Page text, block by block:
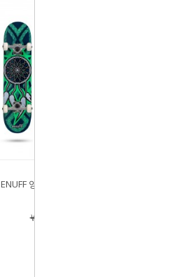
ENUFF 영국 스케이트보드 컴플리트
￦169,000